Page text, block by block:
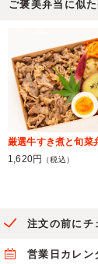
ご褒美弁当に似
厳選牛すき煮と旬菜
1,620円
（税込）
注文の前にチ
営業日カレン